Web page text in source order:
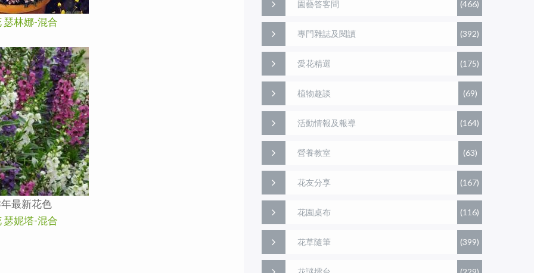
瑟林娜-混合
最新花色
瑟妮塔-混合
園藝答客問 (466)
專門雜誌及閱讀 (392)
愛花精選 (175)
植物趣談 (69)
活動情報及報導 (164)
營養教室 (63)
花友分享 (167)
花園桌布 (116)
花草隨筆 (399)